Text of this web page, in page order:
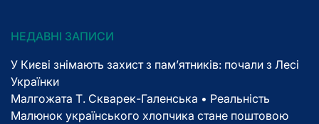
НЕДАВНІ ЗАПИСИ
У Києві знімають захист з пам’ятників: почали з Лесі
Українки
Малгожата Т. Скварек-Галенська • Реальність
Малюнок українського хлопчика стане поштовою